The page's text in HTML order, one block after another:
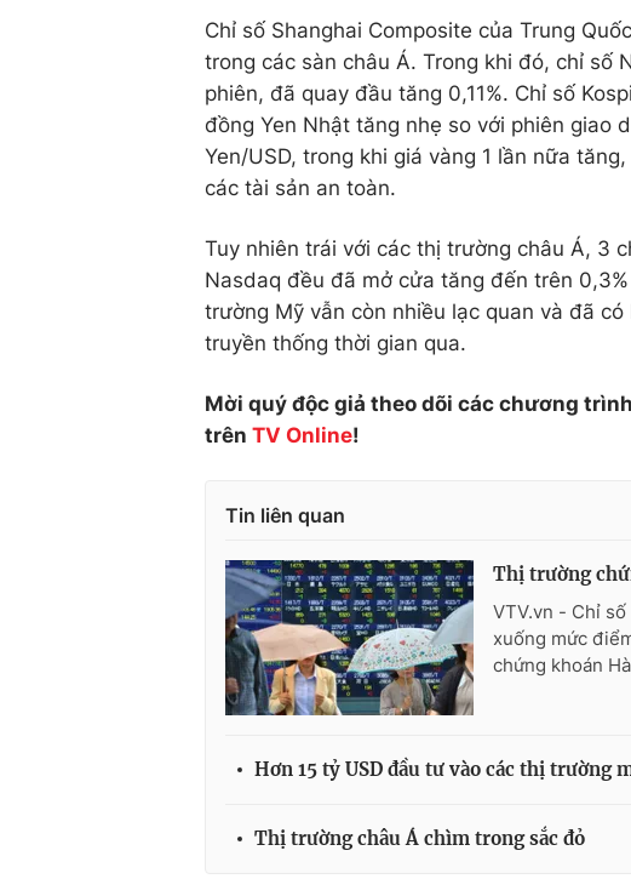
Chỉ số Shanghai Composite của Trung
trong các sàn châu Á. Trong khi đó, chỉ số
phiên, đã quay đầu tăng 0,11%. Chỉ số
đồng Yen Nhật tăng nhẹ so với phiên giao
Yen/USD, trong khi giá vàng 1 lần nữa
các tài sản an toàn.
Tuy nhiên trái với các thị trường châu Á, 3
Nasdaq đều đã mở cửa tăng đến trên
trường Mỹ vẫn còn nhiều lạc quan và đã
truyền thống thời gian qua.
Mời quý độc giả theo dõi các chương
trên TV Online!
Tin liên quan
Thị trường
VTV.vn - Chỉ
xuống mức
chứng khoán
Hơn 15 tỷ USD đầu tư vào các thị trường
Thị trường châu Á chìm trong sắc đỏ